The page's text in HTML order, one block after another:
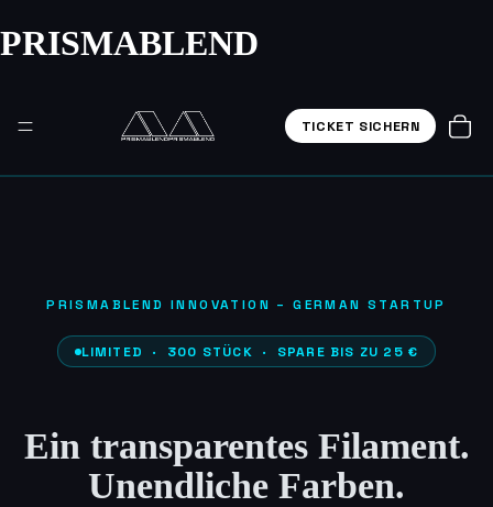
PRISMABLEND
TICKET SICHERN
PRISMABLEND INNOVATION – GERMAN STARTUP
LIMITED · 300 STÜCK · SPARE BIS ZU 25 €
Ein transparentes Filament.
Unendliche Farben.